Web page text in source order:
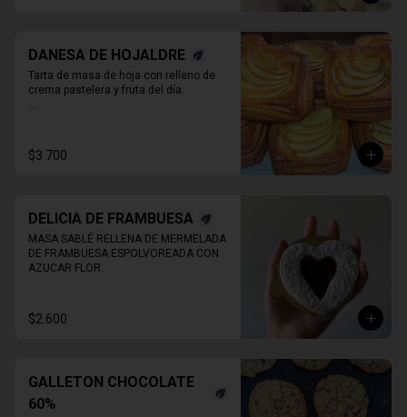
DANESA DE HOJALDRE
Tarta de masa de hoja con relleno de
crema pastelera y fruta del día.
despacho*
** FOTO  REFERENCIAL
$3.700
DELICIA DE FRAMBUESA
MASA SABLÉ RELLENA DE MERMELADA
DE FRAMBUESA ESPOLVOREADA CON
AZUCAR FLOR.
$2.600
GALLETON CHOCOLATE
60%